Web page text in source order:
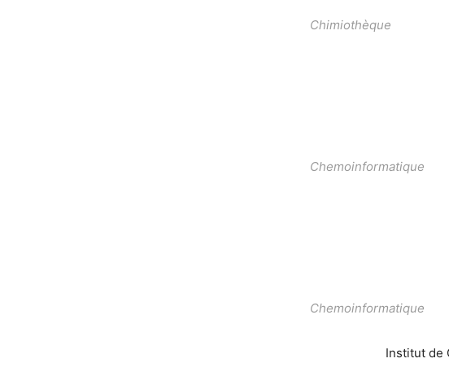
Chimiothèque
Chemoinformatique
Chemoinformatique
Institut de